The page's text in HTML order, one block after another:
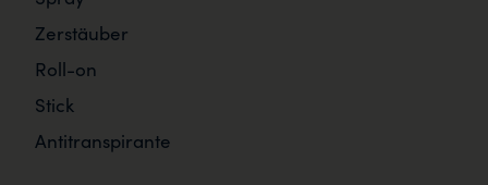
Zerstäuber
Roll-on
Stick
Antitranspirante